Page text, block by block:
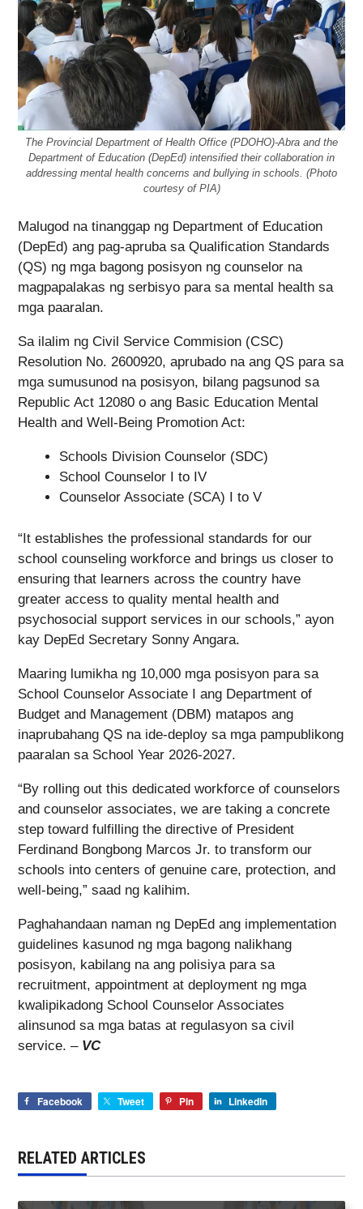
The Provincial Department of Health Office (PDOHO)-Abra and the
Department of Education (DepEd) intensified their collaboration in
addressing mental health concerns and bullying in schools. (Photo
courtesy of PIA)
Malugod na tinanggap ng Department of Education
(DepEd) ang pag-apruba sa Qualification Standards
(QS) ng mga bagong posisyon ng counselor na
magpapalakas ng serbisyo para sa mental health sa
mga paaralan.
Sa ilalim ng Civil Service Commision (CSC)
Resolution No. 2600920, aprubado na ang QS para sa
mga sumusunod na posisyon, bilang pagsunod sa
Republic Act 12080 o ang Basic Education Mental
Health and Well-Being Promotion Act:
Schools Division Counselor (SDC)
School Counselor I to IV
Counselor Associate (SCA) I to V
“It establishes the professional standards for our
school counseling workforce and brings us closer to
ensuring that learners across the country have
greater access to quality mental health and
psychosocial support services in our schools,” ayon
kay DepEd Secretary Sonny Angara.
Maaring lumikha ng 10,000 mga posisyon para sa
School Counselor Associate I ang Department of
Budget and Management (DBM) matapos ang
inaprubahang QS na ide-deploy sa mga pampublikong
paaralan sa School Year 2026-2027.
“By rolling out this dedicated workforce of counselors
and counselor associates, we are taking a concrete
step toward fulfilling the directive of President
Ferdinand Bongbong Marcos Jr. to transform our
schools into centers of genuine care, protection, and
well-being,” saad ng kalihim.
Paghahandaan naman ng DepEd ang implementation
guidelines kasunod ng mga bagong nalikhang
posisyon, kabilang na ang polisiya para sa
recruitment, appointment at deployment ng mga
kwalipikadong School Counselor Associates
alinsunod sa mga batas at regulasyon sa civil
service. – VC
Facebook Tweet Pin LinkedIn
RELATED ARTICLES